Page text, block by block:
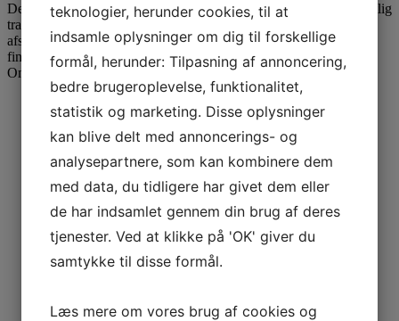
Der er gode tilkørselsforhold til ejendommen, både med bil, offentlig
transport og mulighed for cykel. Motorring 3 ligger også i kort
afstand fra ejendommen. I gåafstand fra ejendommen er der tillige
fine grønne arealer i form af Viemoseparken og Kagsengen.
Området er reguleret af lokalplan 421 og kommuneplan R19.
teknologier, herunder cookies, til at
indsamle oplysninger om dig til forskellige
formål, herunder: Tilpasning af annoncering,
bedre brugeroplevelse, funktionalitet,
statistik og marketing. Disse oplysninger
kan blive delt med annoncerings- og
analysepartnere, som kan kombinere dem
med data, du tidligere har givet dem eller
de har indsamlet gennem din brug af deres
tjenester. Ved at klikke på 'OK' giver du
samtykke til disse formål.
Læs mere om vores brug af cookies og